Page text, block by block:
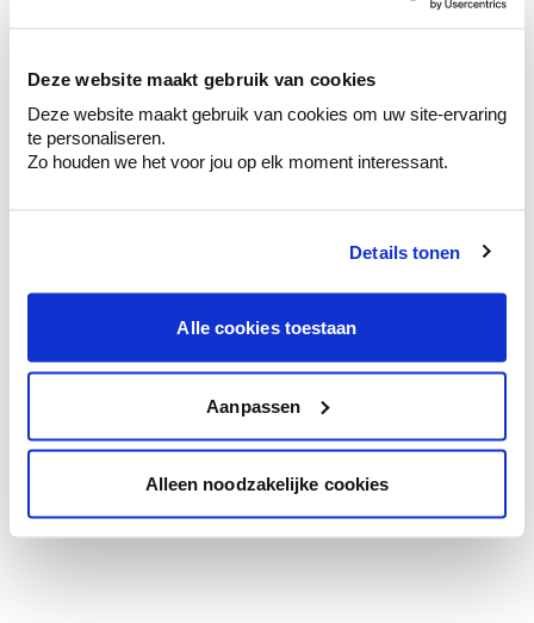
Deze website maakt gebruik van cookies
Deze website maakt gebruik van cookies om uw site-ervaring
te personaliseren.
Zo houden we het voor jou op elk moment interessant.
Details tonen
Alle cookies toestaan
Aanpassen
Alleen noodzakelijke cookies
te verfijnen.
Krijg persoonlijk advies om kleuren te
combineren.
Krijg kleuradvies op basis van de lichtinval
en je meubels.
Krijg ineens een technologische check-up